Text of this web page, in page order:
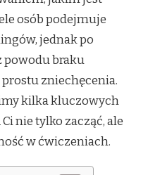
osób podejmuje
jednak po
powodu braku
zniechęcenia.
kilka kluczowych
nie tylko zacząć, ale
w ćwiczeniach.